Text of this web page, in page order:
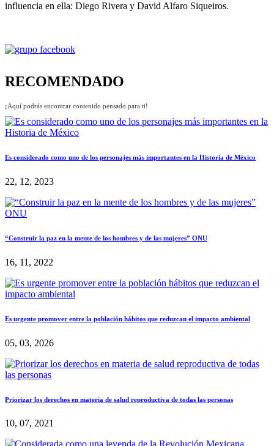
influencia en ella: Diego Rivera y David Alfaro Siqueiros.
RECOMENDADO
¡Aquí podrás encontrar contenido pensado para ti!
Es considerado como uno de los personajes más importantes en la Historia de México
22, 12, 2023
“Construir la paz en la mente de los hombres y de las mujeres” ONU
16, 11, 2022
Es urgente promover entre la población hábitos que reduzcan el impacto ambiental
05, 03, 2026
Priorizar los derechos en materia de salud reproductiva de todas las personas
10, 07, 2021